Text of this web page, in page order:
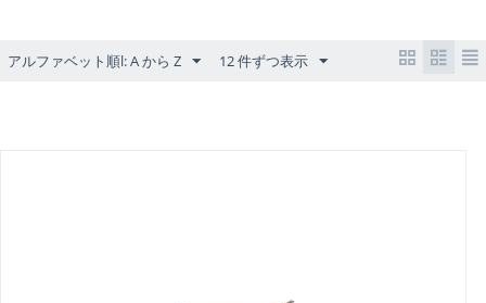
アルファベット順l: A から Z 12 件ずつ表示